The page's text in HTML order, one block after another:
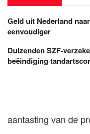
Geld uit Nederland
eenvoudiger
Duizenden SZF-
beëindiging
aantasting van de